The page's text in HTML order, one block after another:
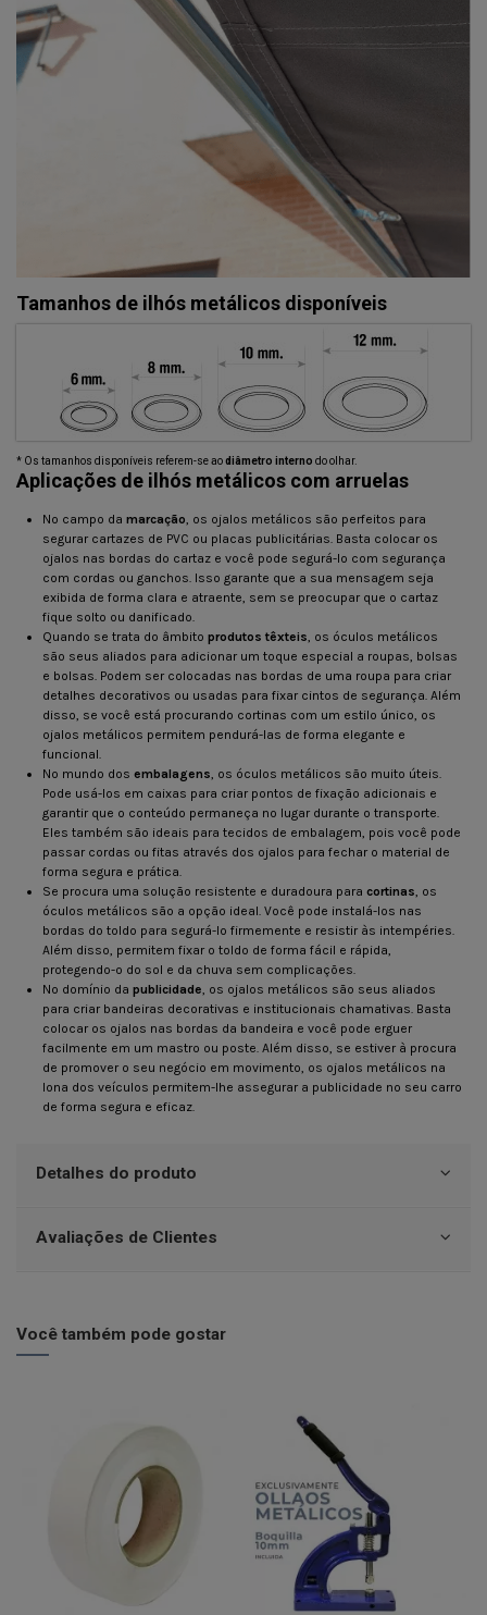
Tamanhos de ilhós metálicos disponíveis
* Os tamanhos disponíveis referem-se aodiâmetro interno do olhar.
Aplicações de ilhós metálicos com arruelas
No campo da marcação, os ojalos metálicos são perfeitos para
segurar cartazes de PVC ou placas publicitárias. Basta colocar os
ojalos nas bordas do cartaz e você pode segurá-lo com segurança
com cordas ou ganchos. Isso garante que a sua mensagem seja
exibida de forma clara e atraente, sem se preocupar que o cartaz
fique solto ou danificado.
Quando se trata do âmbito produtos têxteis, os óculos metálicos
são seus aliados para adicionar um toque especial a roupas, bolsas
e bolsas. Podem ser colocadas nas bordas de uma roupa para criar
detalhes decorativos ou usadas para fixar cintos de segurança. Além
disso, se você está procurando cortinas com um estilo único, os
ojalos metálicos permitem pendurá-las de forma elegante e
funcional.
No mundo dos embalagens, os óculos metálicos são muito úteis.
Pode usá-los em caixas para criar pontos de fixação adicionais e
garantir que o conteúdo permaneça no lugar durante o transporte.
Eles também são ideais para tecidos de embalagem, pois você pode
passar cordas ou fitas através dos ojalos para fechar o material de
forma segura e prática.
Se procura uma solução resistente e duradoura para cortinas, os
óculos metálicos são a opção ideal. Você pode instalá-los nas
bordas do toldo para segurá-lo firmemente e resistir às intempéries.
Além disso, permitem fixar o toldo de forma fácil e rápida,
protegendo-o do sol e da chuva sem complicações.
No domínio da publicidade, os ojalos metálicos são seus aliados
para criar bandeiras decorativas e institucionais chamativas. Basta
colocar os ojalos nas bordas da bandeira e você pode erguer
facilmente em um mastro ou poste. Além disso, se estiver à procura
de promover o seu negócio em movimento, os ojalos metálicos na
lona dos veículos permitem-lhe assegurar a publicidade no seu carro
de forma segura e eficaz.
Detalhes do produto
Avaliações de Clientes
Você também pode gostar